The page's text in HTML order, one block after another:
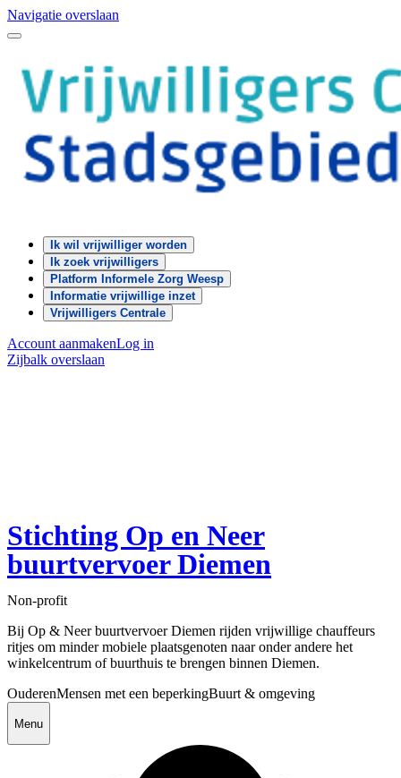
Navigatie overslaan
Ik wil vrijwilliger worden
Ik zoek vrijwilligers
Platform Informele Zorg Weesp
Informatie vrijwillige inzet
Vrijwilligers Centrale
Account aanmakenLog in
Zijbalk overslaan
Stichting Op en Neer
buurtvervoer Diemen
Non-profit
Bij Op & Neer buurtvervoer Diemen rijden vrijwillige chauffeurs
ritjes om minder mobiele plaatsgenoten naar onder andere het
winkelcentrum of buurthuis te brengen binnen Diemen.
OuderenMensen met een beperkingBuurt & omgeving
Menu